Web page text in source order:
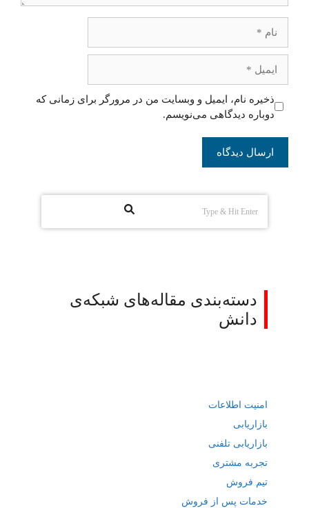
ذخیره نام، ایمیل و وبسایت من در مرورگر برای زمانی که
دوباره دیدگاهی می‌نویسم.
دسته‌بندی مقاله‌های شبکه‌ی
دانش
امنیت اطلاعات
بازاریابی
بازاریابی تلفنی
تجربه مشتری
تیم فروش
خدمات پس از فروش